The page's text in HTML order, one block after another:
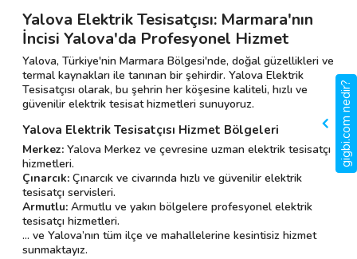
Yalova Elektrik Tesisatçısı: Marmara'nın
İncisi Yalova'da Profesyonel Hizmet
Yalova, Türkiye'nin Marmara Bölgesi'nde, doğal güzellikleri ve
termal kaynakları ile tanınan bir şehirdir. Yalova Elektrik
Tesisatçısı olarak, bu şehrin her köşesine kaliteli, hızlı ve
güvenilir elektrik tesisat hizmetleri sunuyoruz.
Yalova Elektrik Tesisatçısı Hizmet Bölgeleri
Merkez: Yalova Merkez ve çevresine uzman elektrik tesisatçı
hizmetleri.
Çınarcık: Çınarcık ve civarında hızlı ve güvenilir elektrik
tesisatçı servisleri.
Armutlu: Armutlu ve yakın bölgelere profesyonel elektrik
tesisatçı hizmetleri.
... ve Yalova’nın tüm ilçe ve mahallelerine kesintisiz hizmet
sunmaktayız.
gigbi.com nedir?